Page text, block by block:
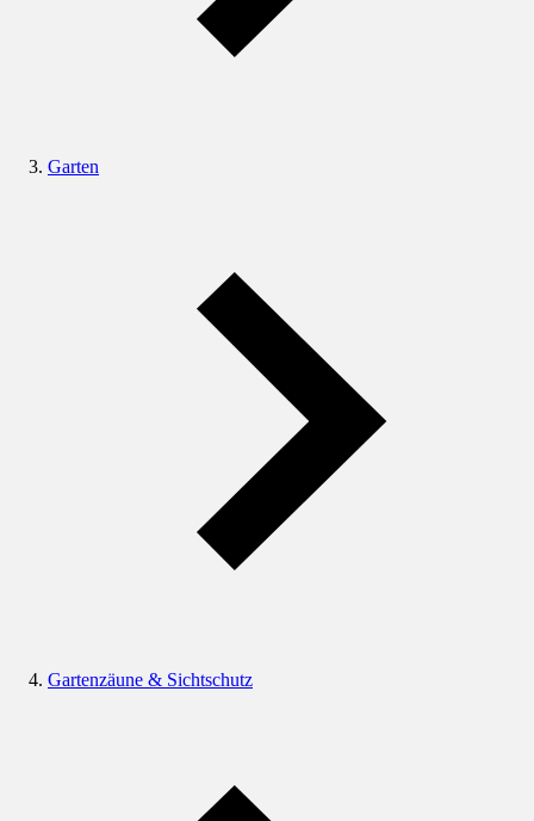
Garten
Gartenzäune & Sichtschutz